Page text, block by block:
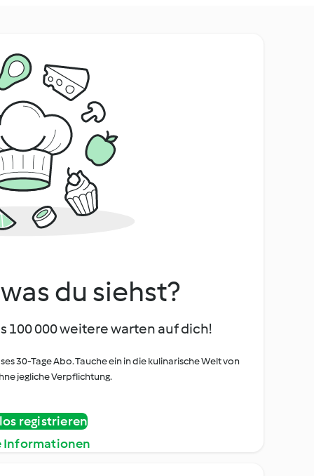
du siehst?
100 000 weitere warten auf dich!
30-Tage Abo. Tauche ein in die kulinarische Welt von
jegliche Verpflichtung.
registrieren
Informationen